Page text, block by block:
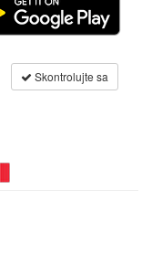
Skontrolujte sa